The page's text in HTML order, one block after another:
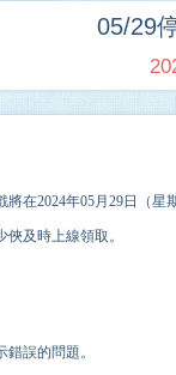
05/29
將在2024年05月29日（星
及時上線領取。
誤的問題。